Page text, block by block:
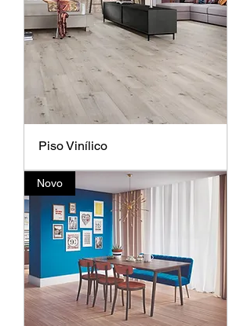
Piso Vinílico
Novo